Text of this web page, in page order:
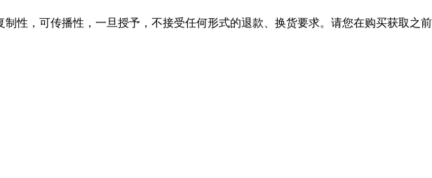
性，可传播性，一旦授予，不接受任何形式的退款、换货要求。请您在购买获取之